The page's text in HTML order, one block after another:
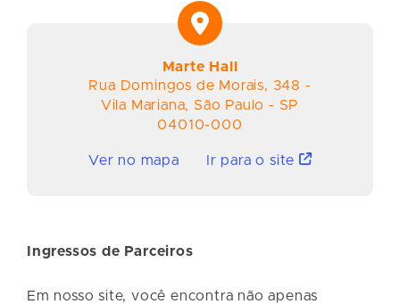
Marte Hall
Rua Domingos de Morais, 348 -
Vila Mariana, São Paulo - SP
04010-000
Ver no mapa Ir para o site
Ingressos de Parceiros
Em nosso site, você encontra não apenas